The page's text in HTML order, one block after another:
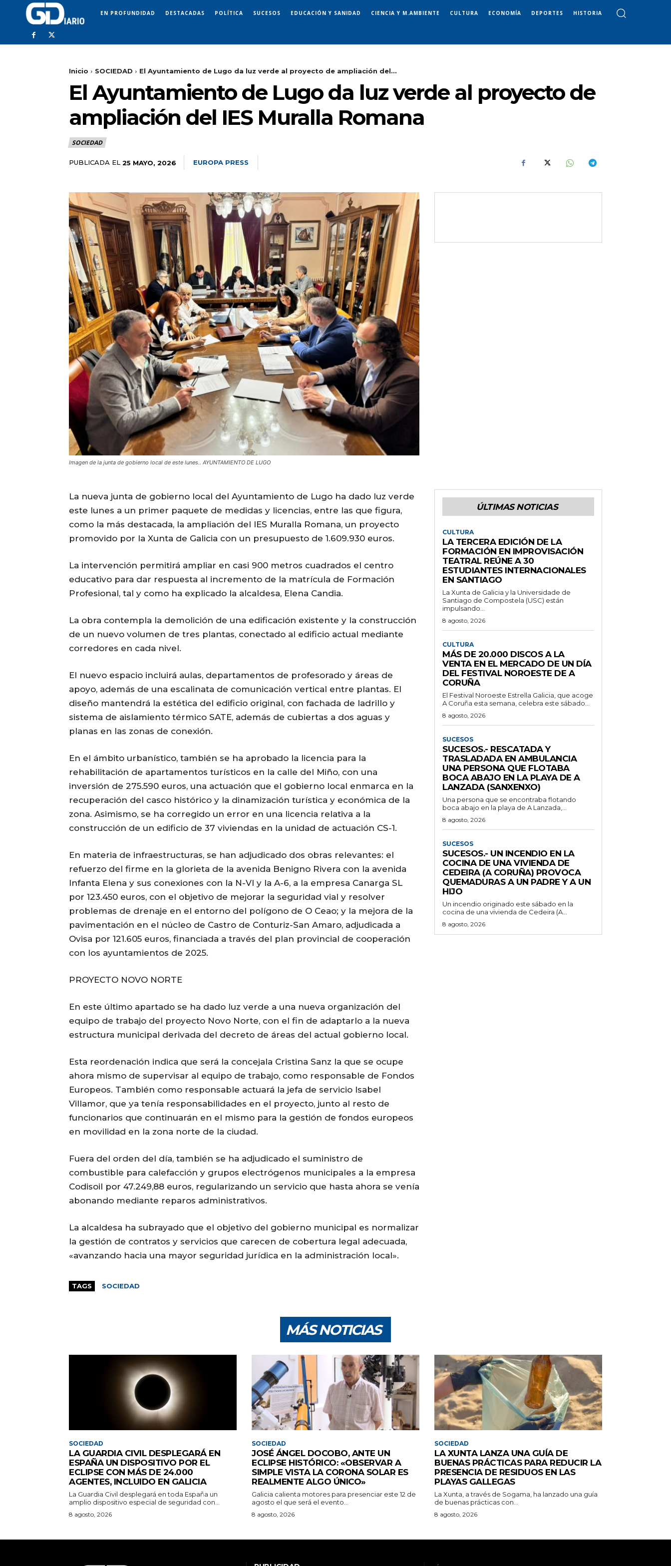
EN PROFUNDIDAD DESTACADAS POLÍTICA SUCESOS EDUCACIÓN Y SANIDAD CIENCIA Y M.AMBIENTE CULTURA ECONOMÍA DEPORTES HISTORIA
Inicio SOCIEDAD El Ayuntamiento de Lugo da luz verde al proyecto de ampliación del...
El Ayuntamiento de Lugo da luz verde al proyecto de
ampliación del IES Muralla Romana
SOCIEDAD
PUBLICADA EL 25 MAYO, 2026 EUROPA PRESS
Imagen de la junta de gobierno local de este lunes.. AYUNTAMIENTO DE LUGO
La nueva junta de gobierno local del Ayuntamiento de Lugo ha dado luz verde
este lunes a un primer paquete de medidas y licencias, entre las que figura,
como la más destacada, la ampliación del IES Muralla Romana, un proyecto
promovido por la Xunta de Galicia con un presupuesto de 1.609.930 euros.
La intervención permitirá ampliar en casi 900 metros cuadrados el centro
educativo para dar respuesta al incremento de la matrícula de Formación
Profesional, tal y como ha explicado la alcaldesa, Elena Candia.
La obra contempla la demolición de una edificación existente y la construcción
de un nuevo volumen de tres plantas, conectado al edificio actual mediante
corredores en cada nivel.
El nuevo espacio incluirá aulas, departamentos de profesorado y áreas de
apoyo, además de una escalinata de comunicación vertical entre plantas. El
diseño mantendrá la estética del edificio original, con fachada de ladrillo y
sistema de aislamiento térmico SATE, además de cubiertas a dos aguas y
planas en las zonas de conexión.
En el ámbito urbanístico, también se ha aprobado la licencia para la
rehabilitación de apartamentos turísticos en la calle del Miño, con una
inversión de 275.590 euros, una actuación que el gobierno local enmarca en la
recuperación del casco histórico y la dinamización turística y económica de la
zona. Asimismo, se ha corregido un error en una licencia relativa a la
construcción de un edificio de 37 viviendas en la unidad de actuación CS-1.
En materia de infraestructuras, se han adjudicado dos obras relevantes: el
refuerzo del firme en la glorieta de la avenida Benigno Rivera con la avenida
Infanta Elena y sus conexiones con la N-VI y la A-6, a la empresa Canarga SL
por 123.450 euros, con el objetivo de mejorar la seguridad vial y resolver
problemas de drenaje en el entorno del polígono de O Ceao; y la mejora de la
pavimentación en el núcleo de Castro de Conturiz-San Amaro, adjudicada a
Ovisa por 121.605 euros, financiada a través del plan provincial de cooperación
con los ayuntamientos de 2025.
PROYECTO NOVO NORTE
En este último apartado se ha dado luz verde a una nueva organización del
equipo de trabajo del proyecto Novo Norte, con el fin de adaptarlo a la nueva
estructura municipal derivada del decreto de áreas del actual gobierno local.
Esta reordenación indica que será la concejala Cristina Sanz la que se ocupe
ahora mismo de supervisar al equipo de trabajo, como responsable de Fondos
Europeos. También como responsable actuará la jefa de servicio Isabel
Villamor, que ya tenía responsabilidades en el proyecto, junto al resto de
funcionarios que continuarán en el mismo para la gestión de fondos europeos
en movilidad en la zona norte de la ciudad.
Fuera del orden del día, también se ha adjudicado el suministro de
combustible para calefacción y grupos electrógenos municipales a la empresa
Codisoil por 47.249,88 euros, regularizando un servicio que hasta ahora se venía
abonando mediante reparos administrativos.
La alcaldesa ha subrayado que el objetivo del gobierno municipal es normalizar
la gestión de contratos y servicios que carecen de cobertura legal adecuada,
«avanzando hacia una mayor seguridad jurídica en la administración local».
TAGS SOCIEDAD
ÚLTIMAS NOTICIAS
CULTURA
LA TERCERA EDICIÓN DE LA
FORMACIÓN EN IMPROVISACIÓN
TEATRAL REÚNE A 30
ESTUDIANTES INTERNACIONALES
EN SANTIAGO
La Xunta de Galicia y la Universidade de
Santiago de Compostela (USC) están
impulsando...
8 agosto, 2026
CULTURA
MÁS DE 20.000 DISCOS A LA
VENTA EN EL MERCADO DE UN DÍA
DEL FESTIVAL NOROESTE DE A
CORUÑA
El Festival Noroeste Estrella Galicia, que acoge
A Coruña esta semana, celebra este sábado...
8 agosto, 2026
SUCESOS
SUCESOS.- RESCATADA Y
TRASLADADA EN AMBULANCIA
UNA PERSONA QUE FLOTABA
BOCA ABAJO EN LA PLAYA DE A
LANZADA (SANXENXO)
Una persona que se encontraba flotando
boca abajo en la playa de A Lanzada,...
8 agosto, 2026
SUCESOS
SUCESOS.- UN INCENDIO EN LA
COCINA DE UNA VIVIENDA DE
CEDEIRA (A CORUÑA) PROVOCA
QUEMADURAS A UN PADRE Y A UN
HIJO
Un incendio originado este sábado en la
cocina de una vivienda de Cedeira (A...
8 agosto, 2026
MÁS NOTICIAS
SOCIEDAD
LA GUARDIA CIVIL DESPLEGARÁ EN
ESPAÑA UN DISPOSITIVO POR EL
ECLIPSE CON MÁS DE 24.000
AGENTES, INCLUIDO EN GALICIA
La Guardia Civil desplegará en toda España un
amplio dispositivo especial de seguridad con...
8 agosto, 2026
SOCIEDAD
JOSÉ ÁNGEL DOCOBO, ANTE UN
ECLIPSE HISTÓRICO: «OBSERVAR A
SIMPLE VISTA LA CORONA SOLAR ES
REALMENTE ALGO ÚNICO»
Galicia calienta motores para presenciar este 12 de
agosto el que será el evento...
8 agosto, 2026
SOCIEDAD
LA XUNTA LANZA UNA GUÍA DE
BUENAS PRÁCTICAS PARA REDUCIR LA
PRESENCIA DE RESIDUOS EN LAS
PLAYAS GALLEGAS
La Xunta, a través de Sogama, ha lanzado una guía
de buenas prácticas con...
8 agosto, 2026